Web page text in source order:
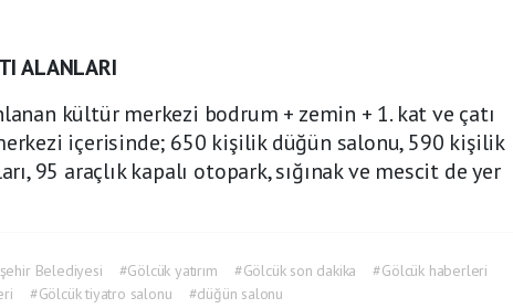
ALANLARI
kültür merkezi bodrum + zemin + 1. kat ve çatı
içerisinde; 650 kişilik düğün salonu, 590 kişilik
95 araçlık kapalı otopark, sığınak ve mescit de yer
Belediyesi #Gölcük yatırım #Gölcük son dakika
#Gölcük haberleri
#Gölcük tiyatro salonu #düğün salonu